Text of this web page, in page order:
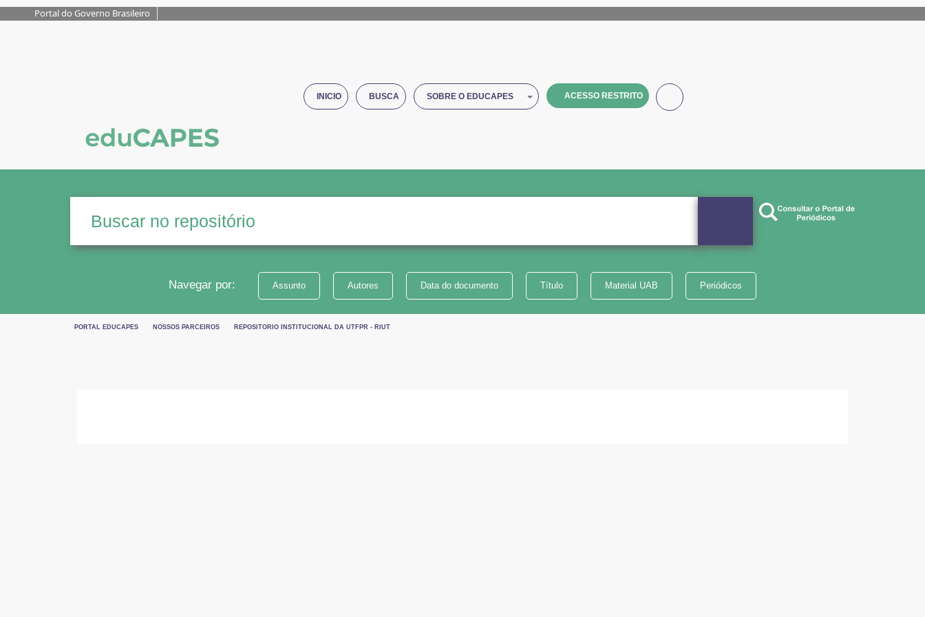
Portal do Governo Brasileiro
INICIO BUSCA SOBRE O EDUCAPES ACESSO RESTRITO
Navegar por: Assunto Autores Data do documento Título Material UAB Periódicos
PORTAL EDUCAPES NOSSOS PARCEIROS REPOSITORIO INSTITUCIONAL DA UTFPR - RIUT